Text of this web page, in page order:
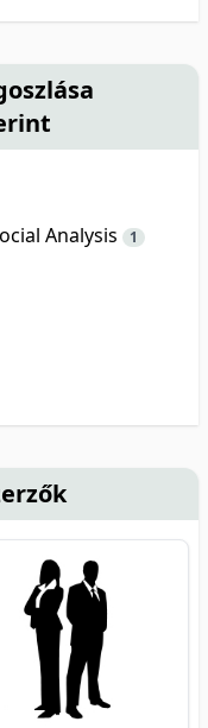
Analysis 1